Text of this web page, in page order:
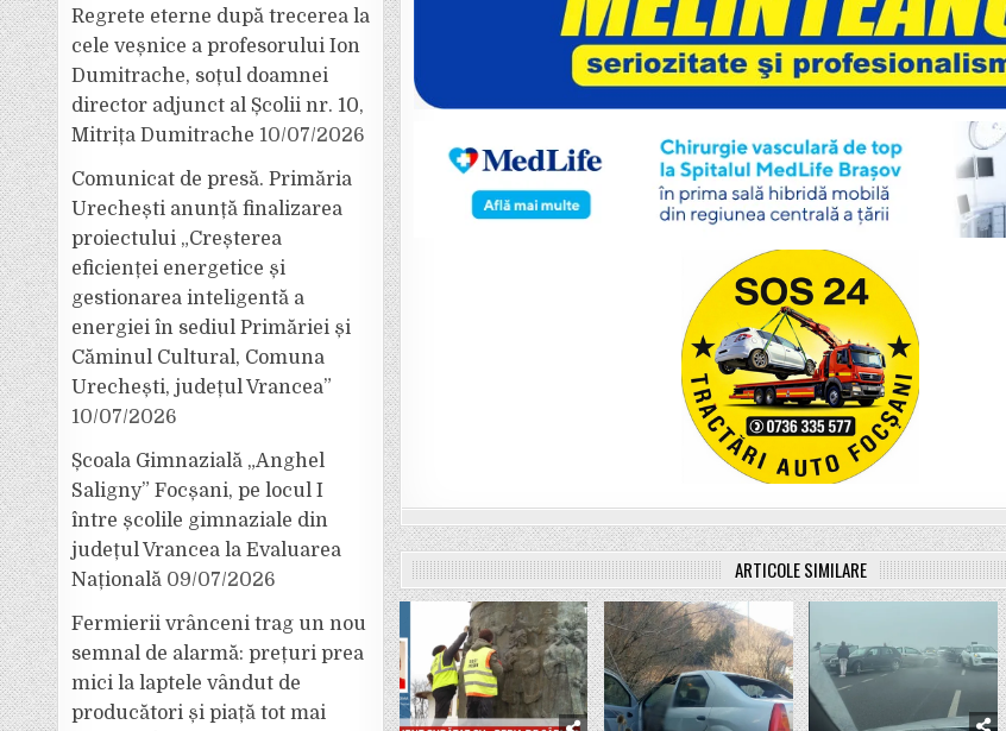
ARTICOLE SIMILARE
Regrete eterne după trecerea la
cele veșnice a profesorului Ion
Dumitrache, soțul doamnei
director adjunct al Școlii nr. 10,
Mitrița Dumitrache 10/07/2026
Comunicat de presă. Primăria
Urechești anunță finalizarea
proiectului „Creșterea
eficienței energetice și
gestionarea inteligentă a
energiei în sediul Primăriei și
Căminul Cultural, Comuna
Urechești, județul Vrancea”
10/07/2026
Școala Gimnazială „Anghel
Saligny” Focșani, pe locul I
între școlile gimnaziale din
județul Vrancea la Evaluarea
Națională 09/07/2026
Fermierii vrânceni trag un nou
semnal de alarmă: prețuri prea
mici la laptele vândut de
producători și piață tot mai